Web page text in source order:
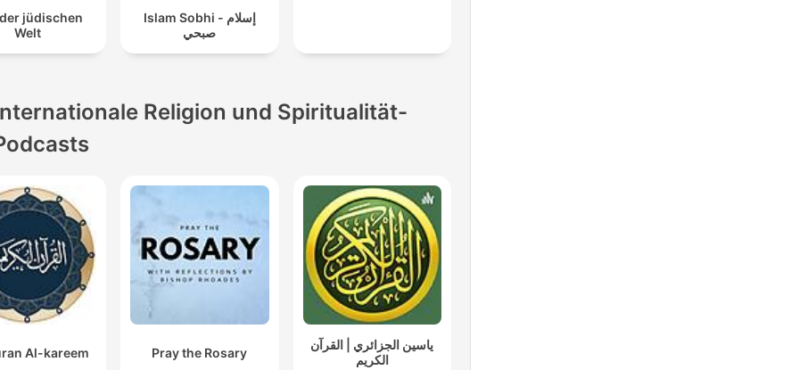
jüdischen
Welt
Islam Sobhi - إسلام
صبحي
Religion und Spiritualität-
Al-kareem Pray the Rosary
ياسين الجزائري | القرآن
الكريم